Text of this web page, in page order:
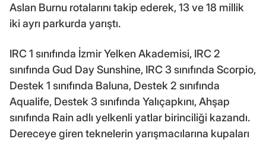
Aslan Burnu rotalarını takip ederek, 13 ve 18 millik
iki ayrı parkurda yarıştı.
IRC 1 sınıfında İzmir Yelken Akademisi, IRC 2
sınıfında Gud Day Sunshine, IRC 3 sınıfında Scorpio,
Destek 1 sınıfında Baluna, Destek 2 sınıfında
Aqualife, Destek 3 sınıfında Yalıçapkını, Ahşap
sınıfında Rain adlı yelkenli yatlar birinciliği kazandı.
Dereceye giren teknelerin yarışmacılarına kupaları